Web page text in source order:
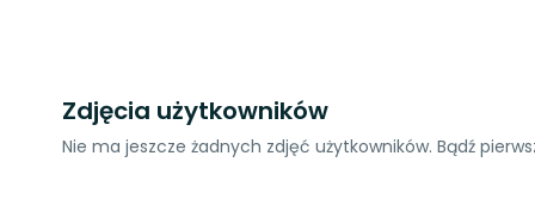
Zdjęcia użytkowników
Nie ma jeszcze żadnych zdjęć użytkowników. Bądź